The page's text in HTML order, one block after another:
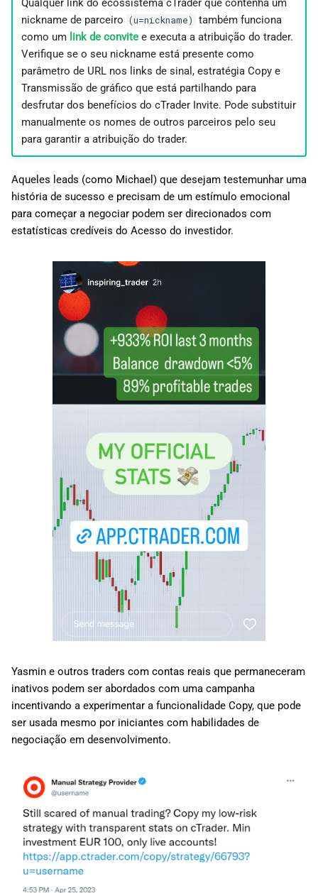
Qualquer link do ecossistema cTrader que contenha um
nickname de parceiro (u=nickname)
também funciona
como um link de convitee executa a atribuição do trader.
Verifique se o seu nickname está presente como
parâmetro de URL nos links de sinal, estratégia Copy e
Transmissão de gráfico que está partilhando para
desfrutar dos benefícios do cTrader Invite. Pode substituir
manualmente os nomes de outros parceiros pelo seu
para garantir a atribuição do trader.
Aqueles leads (como Michael) que desejam testemunhar uma
história de sucesso e precisam de um estímulo emocional
para começar a negociar podem ser direcionados com
estatísticas credíveis do Acesso do investidor.
Yasmin e outros traders com contas reais que permaneceram
inativos podem ser abordados com uma campanha
incentivando a experimentar a funcionalidade Copy, que pode
ser usada mesmo por iniciantes com habilidades de
negociação em desenvolvimento.